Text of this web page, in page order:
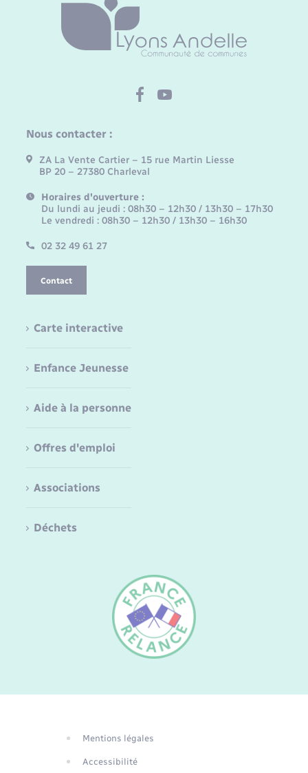
Traduction du
DE
Nous contacter :
ZA La Vente Cartier – 15 rue Martin Liesse
BP 20 – 27380 Charleval
Horaires d'ouverture :
Du lundi au jeudi : 08h30 – 12h30 / 13h30 – 17h30
Le vendredi : 08h30 – 12h30 / 13h30 – 16h30
02 32 49 61 27
Contact
Carte interactive
Enfance Jeunesse
Aide à la personne
Offres d'emploi
Associations
Déchets
Mentions légales
Accessibilité